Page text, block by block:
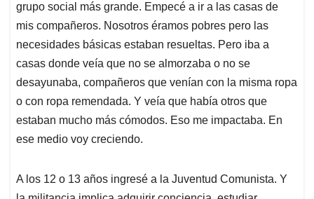
grupo social más grande. Empecé a ir a las casas de
mis compañeros. Nosotros éramos pobres pero las
necesidades básicas estaban resueltas. Pero iba a
casas donde veía que no se almorzaba o no se
desayunaba, compañeros que venían con la misma ropa
o con ropa remendada. Y veía que había otros que
estaban mucho más cómodos. Eso me impactaba. En
ese medio voy creciendo.
A los 12 o 13 años ingresé a la Juventud Comunista. Y